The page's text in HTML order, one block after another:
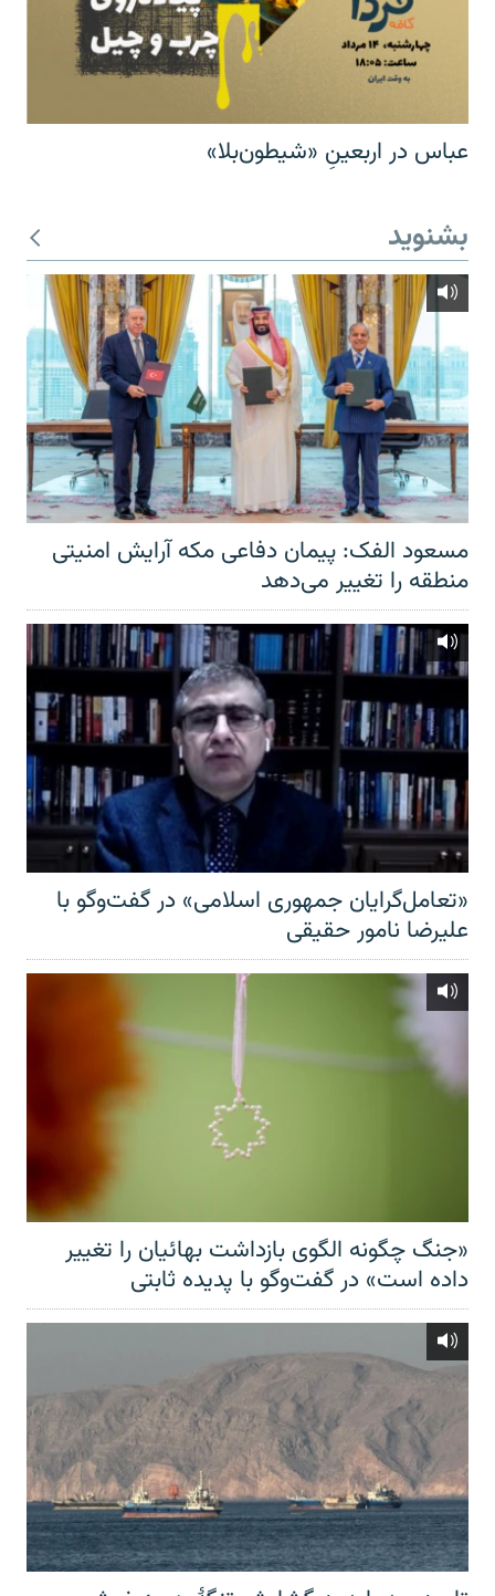
عباس در اربعینِ «شیطون‌بلا»
بشنوید
مسعود الفک: پیمان دفاعی مکه آرایش امنیتی
منطقه را تغییر می‌دهد
«تعامل‌گرایان جمهوری اسلامی» در گفت‌وگو با
علیرضا نامور حقیقی
«جنگ چگونه الگوی بازداشت بهائیان را تغییر
داده است» در گفت‌وگو با پدیده ثابتی